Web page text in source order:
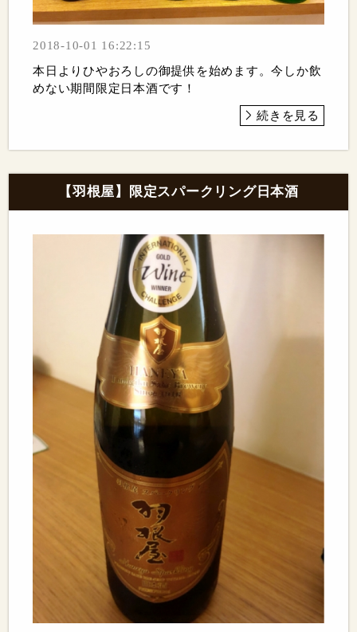
2018-10-01 16:22:15
本日よりひやおろしの御提供を始めます。今しか飲
めない期間限定日本酒です！
続きを見る
【羽根屋】限定スパークリング日本酒